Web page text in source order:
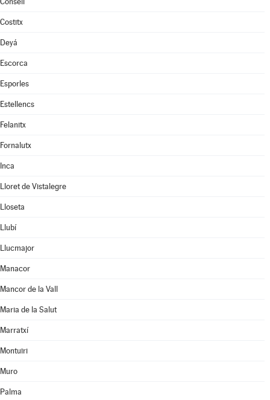
Costitx
Deyá
Escorca
Esporles
Estellencs
Felanitx
Fornalutx
Inca
Lloret de Vistalegre
Lloseta
Llubí
Llucmajor
Manacor
Mancor de la Vall
Maria de la Salut
Marratxí
Montuïri
Muro
Palma